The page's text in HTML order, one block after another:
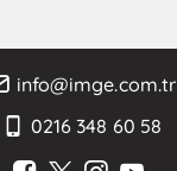
info@imge.com.tr
0216 348 60 58